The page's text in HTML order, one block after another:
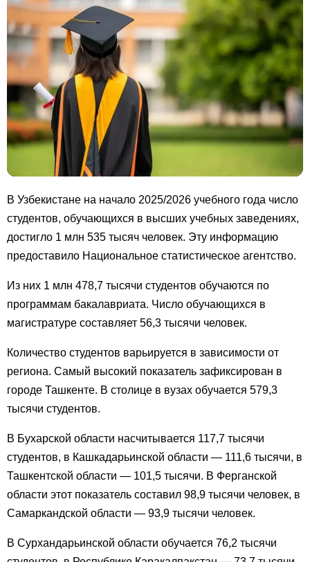
В Узбекистане на начало 2025/2026 учебного года число
студентов, обучающихся в высших учебных заведениях,
достигло 1 млн 535 тысяч человек. Эту информацию
предоставило Национальное статистическое агентство.
Из них 1 млн 478,7 тысячи студентов обучаются по
программам бакалавриата. Число обучающихся в
магистратуре составляет 56,3 тысячи человек.
Количество студентов варьируется в зависимости от
региона. Самый высокий показатель зафиксирован в
городе Ташкенте. В столице в вузах обучается 579,3
тысячи студентов.
В Бухарской области насчитывается 117,7 тысячи
студентов, в Кашкадарьинской области — 111,6 тысячи, в
Ташкентской области — 101,5 тысячи. В Ферганской
области этот показатель составил 98,9 тысячи человек, в
Самаркандской области — 93,9 тысячи человек.
В Сурхандарьинской области обучается 76,2 тысячи